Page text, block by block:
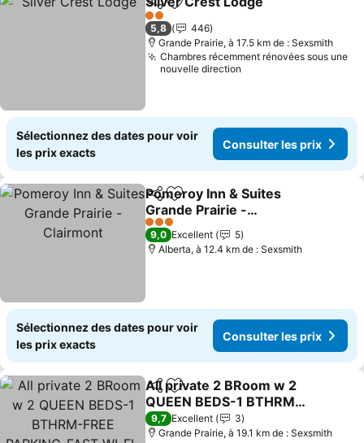
PartagerAjouter à mes favoris
2 Étoiles
5,8
446
Grande Prairie, à 17.5 km de : Sexsmith
Chambres récemment rénovées sous une
nouvelle direction
Sélectionnez des dates pour voir
les prix exacts
Consulter les prix
PartagerAjouter à mes favoris
Pomeroy Inn & Suites
Grande Prairie -
Clairmont
3 Étoiles
9,0 Excellent
5
Alberta, à 12.4 km de : Sexsmith
Sélectionnez des dates pour voir
les prix exacts
Consulter les prix
PartagerAjouter à mes favoris
All private 2 BRoom w 2
QUEEN BEDS-1 BTHRM-
FREE PARKING-FAST WI-
FI-CENTRAL LOCATION
9,7 Excellent
3
Grande Prairie, à 19.1 km de : Sexsmith